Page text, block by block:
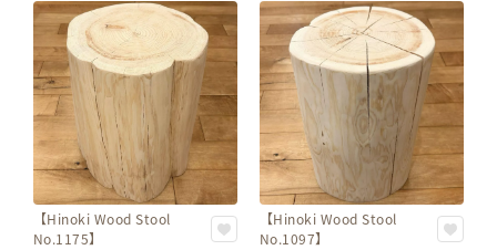
【Hinoki Wood Stool
No.1175】
【Hinoki Wood Stool
No.1097】